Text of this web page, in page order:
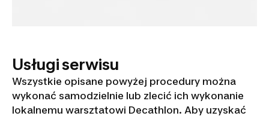
Usługi serwisu
Wszystkie opisane powyżej procedury można
wykonać samodzielnie lub zlecić ich wykonanie
lokalnemu warsztatowi Decathlon. Aby uzyskać